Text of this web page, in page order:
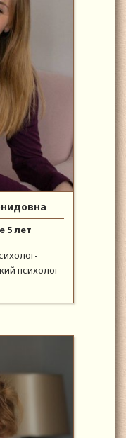
5 лет
психолог